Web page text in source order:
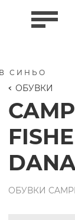
В СИНЬО
ОБУВКИ
ОБУВКИ